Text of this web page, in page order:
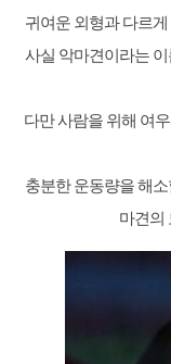
귀여운 외형과 다르
사실 악마견이라는
다만 사람을 위해 여
충분한 운동량을 해
마견의